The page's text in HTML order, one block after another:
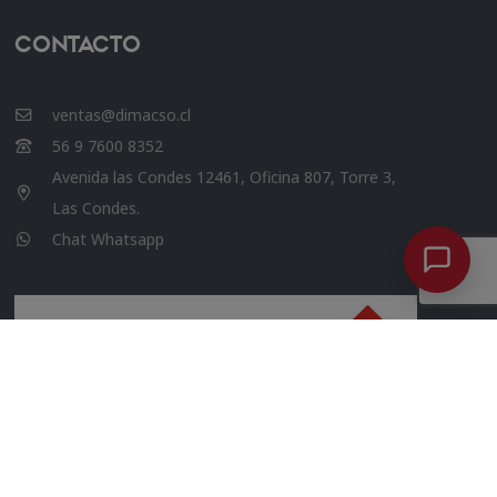
Contacto
ventas@dimacso.cl
56 9 7600 8352
Avenida las Condes 12461, Oficina 807, Torre 3,
Las Condes.
Chat Whatsapp